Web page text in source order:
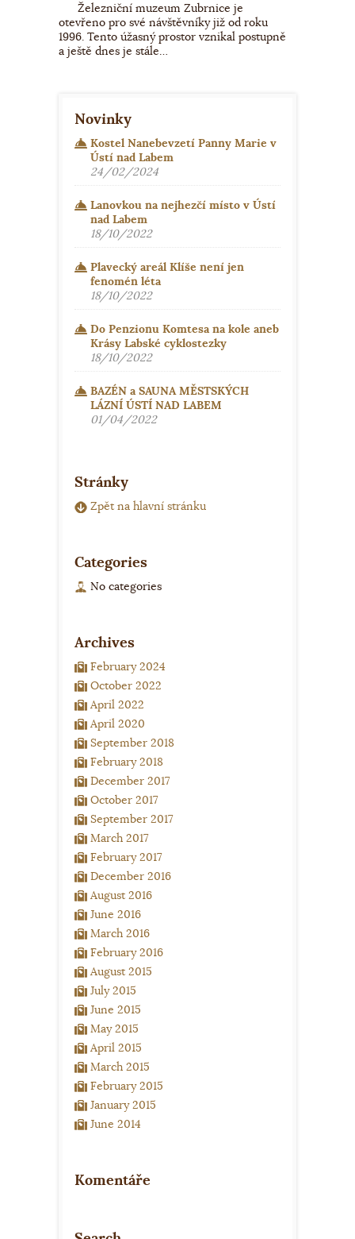
Železniční muzeum Zubrnice je
otevřeno pro své návštěvníky již od roku
1996. Tento úžasný prostor vznikal postupně
a ještě dnes je stále…
Novinky
Kostel Nanebevzetí Panny Marie v
Ústí nad Labem
24/02/2024
Lanovkou na nejhezčí místo v Ústí
nad Labem
18/10/2022
Plavecký areál Klíše není jen
fenomén léta
18/10/2022
Do Penzionu Komtesa na kole aneb
Krásy Labské cyklostezky
18/10/2022
BAZÉN a SAUNA MĚSTSKÝCH
LÁZNÍ ÚSTÍ NAD LABEM
01/04/2022
Stránky
Zpět na hlavní stránku
Categories
No categories
Archives
February 2024
October 2022
April 2022
April 2020
September 2018
February 2018
December 2017
October 2017
September 2017
March 2017
February 2017
December 2016
August 2016
June 2016
March 2016
February 2016
August 2015
July 2015
June 2015
May 2015
April 2015
March 2015
February 2015
January 2015
June 2014
Komentáře